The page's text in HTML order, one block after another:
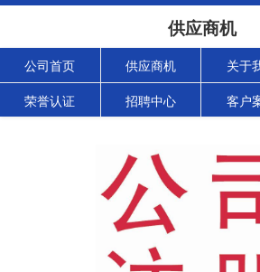
供应商机
公司首页 供应商机 关于
荣誉认证 招聘中心 客户